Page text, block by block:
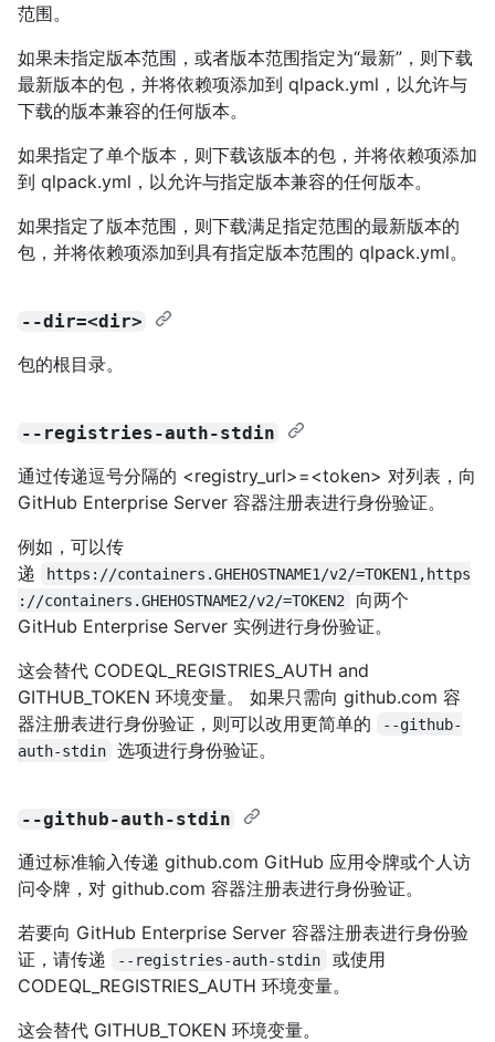
范围。
如果未指定版本范围，或者版本范围指定为“最新”，则下载
最新版本的包，并将依赖项添加到 qlpack.yml，以允许与
下载的版本兼容的任何版本。
如果指定了单个版本，则下载该版本的包，并将依赖项添加
到 qlpack.yml，以允许与指定版本兼容的任何版本。
如果指定了版本范围，则下载满足指定范围的最新版本的
包，并将依赖项添加到具有指定版本范围的 qlpack.yml。
--dir=<dir>
包的根目录。
--registries-auth-stdin
通过传递逗号分隔的 <registry_url>=<token> 对列表，向
GitHub Enterprise Server 容器注册表进行身份验证。
例如，可以传
递
https://containers.GHEHOSTNAME1/v2/=TOKEN1,https
://containers.GHEHOSTNAME2/v2/=TOKEN2
向两个
GitHub Enterprise Server 实例进行身份验证。
这会替代 CODEQL_REGISTRIES_AUTH and
GITHUB_TOKEN 环境变量。 如果只需向 github.com 容
器注册表进行身份验证，则可以改用更简单的
--github-
auth-stdin
选项进行身份验证。
--github-auth-stdin
通过标准输入传递 github.com GitHub 应用令牌或个人访
问令牌，对 github.com 容器注册表进行身份验证。
若要向 GitHub Enterprise Server 容器注册表进行身份验
证，请传递
--registries-auth-stdin
或使用
CODEQL_REGISTRIES_AUTH 环境变量。
这会替代 GITHUB_TOKEN 环境变量。